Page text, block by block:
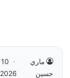
ماري
حسين
2026